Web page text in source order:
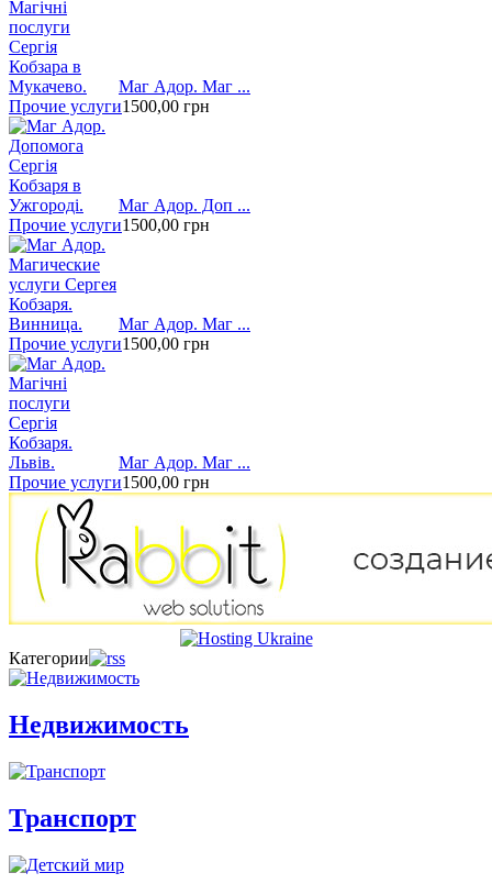
Маг Адор. Маг ...
Прочие услуги1500,00 грн
Маг Адор. Доп ...
Прочие услуги1500,00 грн
Маг Адор. Маг ...
Прочие услуги1500,00 грн
Маг Адор. Маг ...
Прочие услуги1500,00 грн
Категории
Недвижимость
Транспорт